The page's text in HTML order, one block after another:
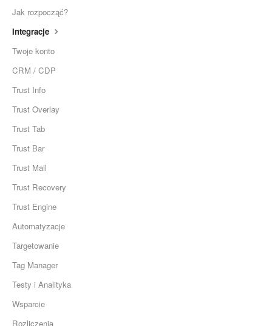
Jak rozpocząć?
Integracje
Twoje konto
CRM / CDP
Trust Info
Trust Overlay
Trust Tab
Trust Bar
Trust Mail
Trust Recovery
Trust Engine
Automatyzacje
Targetowanie
Tag Manager
Testy i Analityka
Wsparcie
Rozliczenia